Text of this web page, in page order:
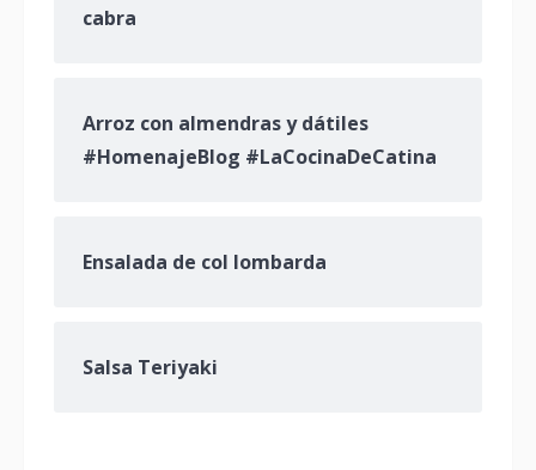
cabra
Arroz con almendras y dátiles
#HomenajeBlog #LaCocinaDeCatina
Ensalada de col lombarda
Salsa Teriyaki